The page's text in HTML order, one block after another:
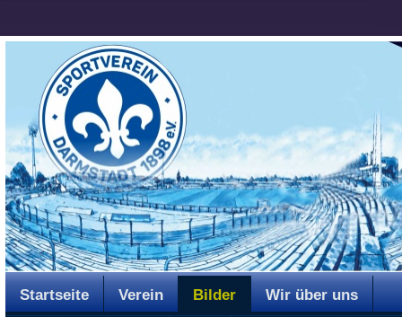
Startseite Verein Bilder Wir über uns